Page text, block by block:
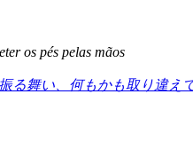
os pés pelas mãos
舞い、何もかも取り違え